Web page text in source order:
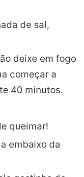
de sal,
deixe em fogo
começar a
40 minutos.
queimar!
embaixo da